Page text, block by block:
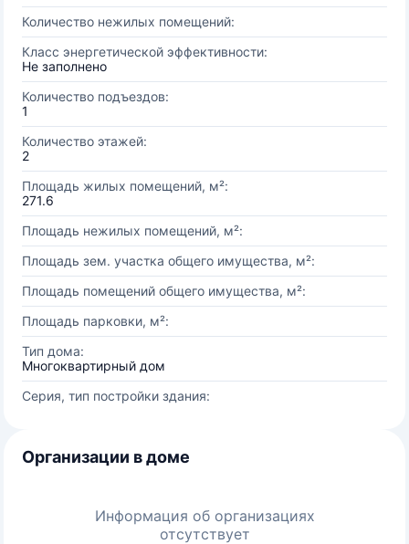
Количество нежилых помещений:
Класс энергетической эффективности:
Не заполнено
Количество подъездов:
1
Количество этажей:
2
Площадь жилых помещений, м²:
271.6
Площадь нежилых помещений, м²:
Площадь зем. участка общего имущества, м²:
Площадь помещений общего имущества, м²:
Площадь парковки, м²:
Тип дома:
Многоквартирный дом
Серия, тип постройки здания:
Организации в доме
Информация об организациях
отсутствует